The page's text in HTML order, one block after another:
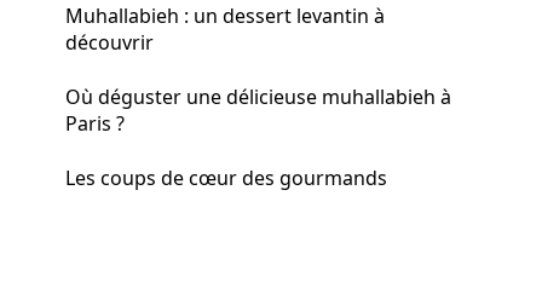
Muhallabieh : un dessert levantin à
découvrir
Où déguster une délicieuse muhallabieh à
Paris ?
Les coups de cœur des gourmands